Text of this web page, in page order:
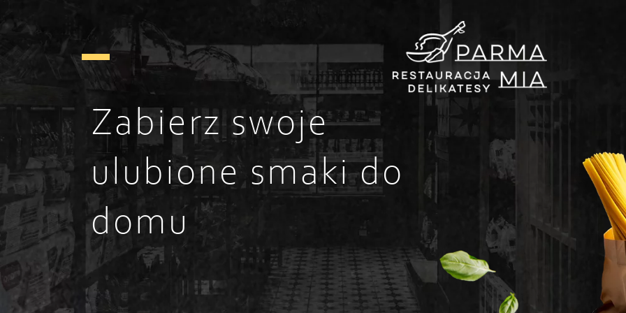
Zabierz swoje
ulubione smaki do
domu